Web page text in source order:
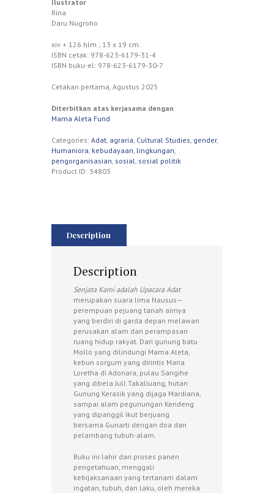
Ilustrator
Rina
Daru Nugroho
xiv + 126 hlm.; 13 x 19 cm.
ISBN cetak: 978-623-6179-31-4
ISBN buku-el: 978-623-6179-30-7
Cetakan pertama, Agustus 2025
Diterbitkan atas kerjasama dengan
Mama Aleta Fund
Categories: Adat agraria Cultural Studies gender,
Humaniora kebudayaan lingkungan
pengorganisasian sosial sosial politik
Product ID: 34803
Description
Description
Senjata Kami adalah Upacara Adat
merupakan suara lima Nausus—
perempuan pejuang tanah airnya
yang berdiri di garda depan melawan
perusakan alam dan perampasan
ruang hidup rakyat. Dari gunung batu
Mollo yang dilindungi Mama Aleta,
kebun sorgum yang dirintis Maria
Loretha di Adonara, pulau Sangihe
yang dibela Jull Takaliuang, hutan
Gunung Kerasik yang dijaga Mardiana,
sampai alam pegunungan Kendeng
yang dipanggil ikut berjuang
bersama Gunarti dengan doa dan
pelambang tubuh-alam.
Buku ini lahir dari proses panen
pengetahuan, menggali
kebijaksanaan yang tertanam dalam
ingatan, tubuh, dan laku, oleh mereka